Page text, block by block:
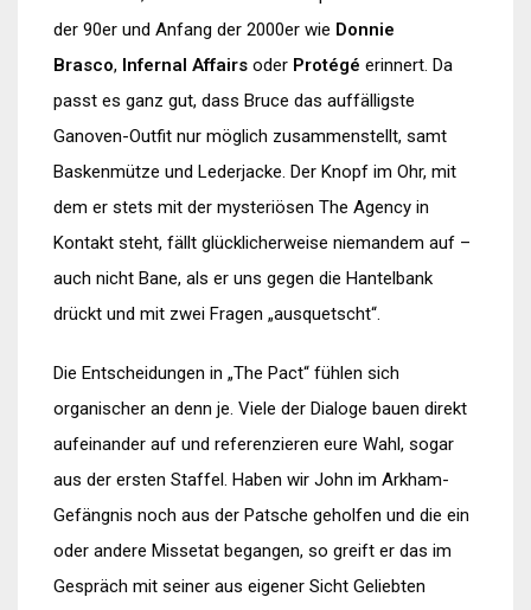
der 90er und Anfang der 2000er wie Donnie
Brasco, Infernal Affairs oder Protégé erinnert. Da
passt es ganz gut, dass Bruce das auffälligste
Ganoven-Outfit nur möglich zusammenstellt, samt
Baskenmütze und Lederjacke. Der Knopf im Ohr, mit
dem er stets mit der mysteriösen The Agency in
Kontakt steht, fällt glücklicherweise niemandem auf –
auch nicht Bane, als er uns gegen die Hantelbank
drückt und mit zwei Fragen „ausquetscht“.
Die Entscheidungen in „The Pact“ fühlen sich
organischer an denn je. Viele der Dialoge bauen direkt
aufeinander auf und referenzieren eure Wahl, sogar
aus der ersten Staffel. Haben wir John im Arkham-
Gefängnis noch aus der Patsche geholfen und die ein
oder andere Missetat begangen, so greift er das im
Gespräch mit seiner aus eigener Sicht Geliebten